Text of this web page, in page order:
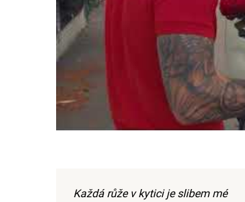
Každá růže v kytici je slibem mé